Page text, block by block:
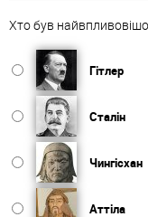
Хто був
Гітлер
Сталін
Чингісхан
Аттіла